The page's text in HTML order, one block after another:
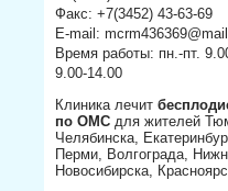
Факс: +7(3452) 43-63-69
E-mail:
Время работы: пн.-пт.
9.00-14.00
Клиника лечит
по ОМС для жителей
Челябинска,
Перми, Волгограда,
Новосибирска,